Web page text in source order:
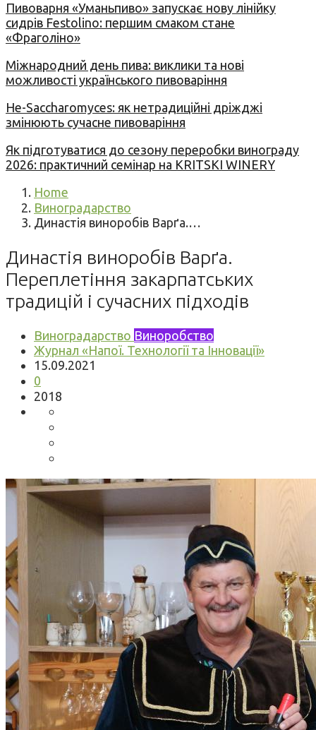
Пивоварня «Уманьпиво» запускає нову лінійку
сидрів Festolino: першим смаком стане
«Фраголіно»
Міжнародний день пива: виклики та нові
можливості українського пивоваріння
Не-Saccharomyces: як нетрадиційні дріжджі
змінюють сучасне пивоваріння
Як підготуватися до сезону переробки винограду
2026: практичний семінар на KRITSKI WINERY
Home
Виноградарство
Династія виноробів Варґа.…
Династія виноробів Варґа.
Переплетіння закарпатських
традицій і сучасних підходів
Виноградарство Виноробство
Журнал «Напої. Технології та Інновації»
15.09.2021
0
2018